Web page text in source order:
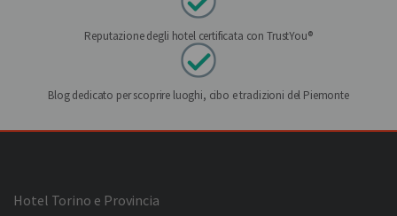
Reputazione degli hotel certificata con TrustYou®
Blog dedicato per scoprire luoghi, cibo e tradizioni del Piemonte
Hotel Torino e Provincia